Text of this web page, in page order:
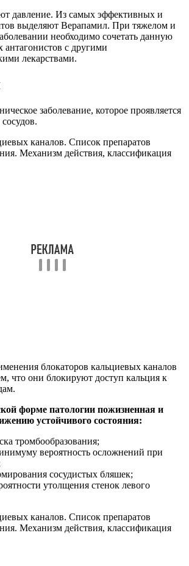
давление. Из самых эффективных и
выделяют Верапамил. При тяжелом и
необходимо сочетать данную
антагонистов с другими
лекарствами.
заболевание, которое проявляется
блокаторов кальциевых каналов
что они блокируют доступ кальция к
форме патологии пожизненная и
устойчивого состояния:
тромбообразования;
вероятность осложнений при
сосудистых бляшек;
утолщения стенок левого